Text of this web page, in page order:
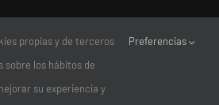
propias y de terceros
los hábitos de
su experiencia y
Preferencias